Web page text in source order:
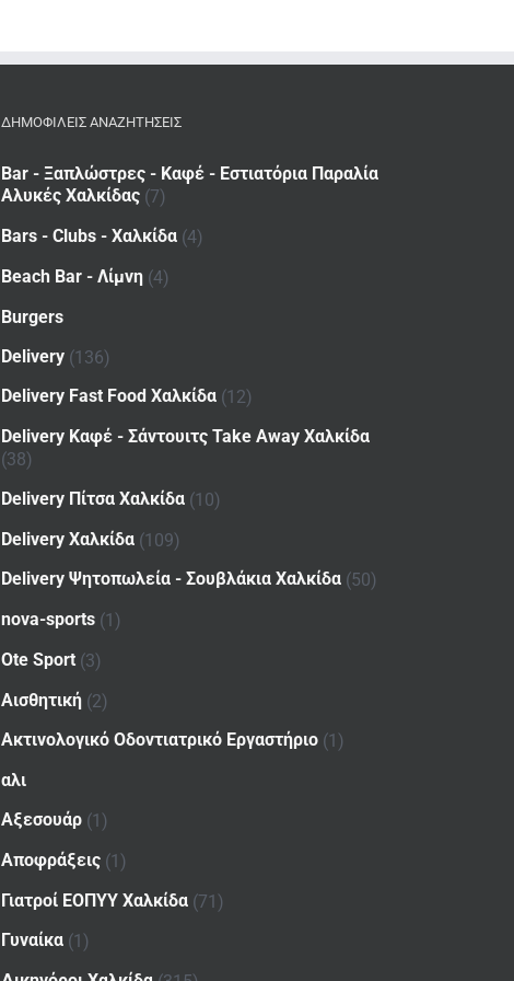
ΔΗΜΟΦΙΛΕΙΣ ΑΝΑΖΗΤΗΣΕΙΣ
Bar - Ξαπλώστρες - Καφέ - Εστιατόρια Παραλία
Αλυκές Χαλκίδας (7)
Bars - Clubs - Χαλκίδα (4)
Beach Bar - Λίμνη (4)
Burgers
Delivery (136)
Delivery Fast Food Χαλκίδα (12)
Delivery Καφέ - Σάντουιτς Take Away Χαλκίδα
(38)
Delivery Πίτσα Χαλκίδα (10)
Delivery Χαλκίδα (109)
Delivery Ψητοπωλεία - Σουβλάκια Χαλκίδα (50)
nova-sports (1)
Ote Sport (3)
Αισθητική (2)
Ακτινολογικό Οδοντιατρικό Εργαστήριο (1)
αλι
Αξεσουάρ (1)
Αποφράξεις (1)
Γιατροί ΕΟΠΥΥ Χαλκίδα (71)
Γυναίκα (1)